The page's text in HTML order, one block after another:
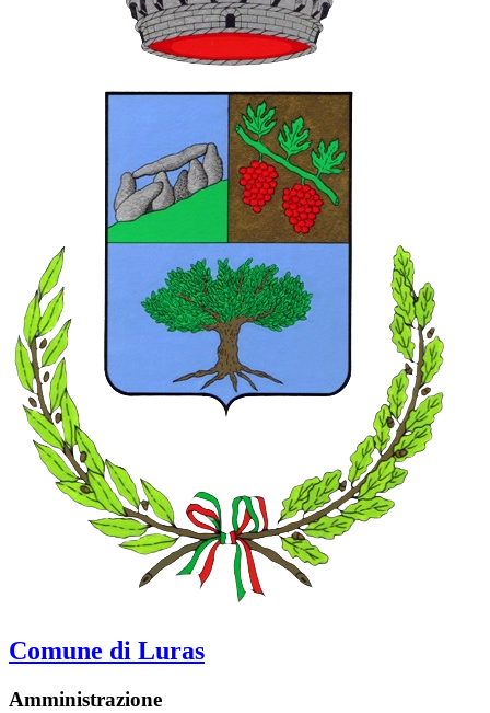
Comune di Luras
Amministrazione